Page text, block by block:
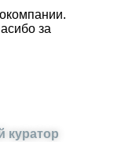
за
куратор